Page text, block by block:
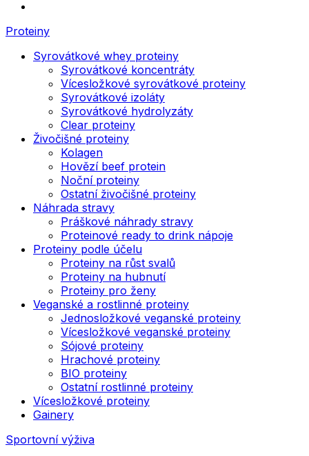
Proteiny
Syrovátkové whey proteiny
Syrovátkové koncentráty
Vícesložkové syrovátkové proteiny
Syrovátkové izoláty
Syrovátkové hydrolyzáty
Clear proteiny
Živočišné proteiny
Kolagen
Hovězí beef protein
Noční proteiny
Ostatní živočišné proteiny
Náhrada stravy
Práškové náhrady stravy
Proteinové ready to drink nápoje
Proteiny podle účelu
Proteiny na růst svalů
Proteiny na hubnutí
Proteiny pro ženy
Veganské a rostlinné proteiny
Jednosložkové veganské proteiny
Vícesložkové veganské proteiny
Sójové proteiny
Hrachové proteiny
BIO proteiny
Ostatní rostlinné proteiny
Vícesložkové proteiny
Gainery
Sportovní výživa